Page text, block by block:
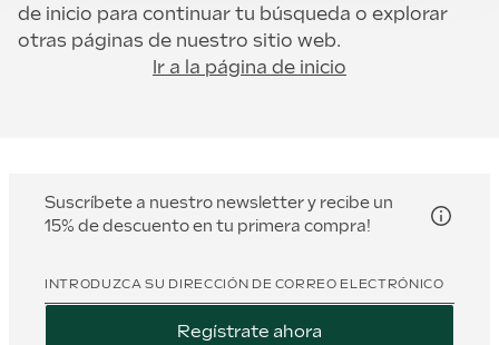
de inicio para continuar tu búsqueda o explorar
otras páginas de nuestro sitio web.
Ir a la página de inicio
Suscríbete a nuestro newsletter y recibe un
15% de descuento en tu primera compra!
INTRODUZCA SU DIRECCIÓN DE CORREO ELECTRÓNICO
Regístrate ahora